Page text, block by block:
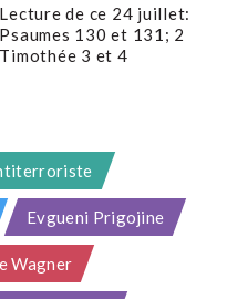
Lecture de ce 24 juillet:
Psaumes 130 et 131; 2
Timothée 3 et 4
Evgueni Prigojine
Wagner